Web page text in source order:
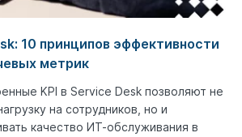
10 принципов эффективности
метрик
KPI в Service Desk позволяют не
на сотрудников, но и
качество ИТ-обслуживания в